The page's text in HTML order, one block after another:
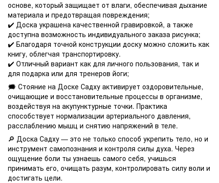
основе, который защищает от влаги, обеспечивая дыхание
материала и предотвращая повреждения;
✔️ Доска украшена качественной гравировкой, а также
доступна возможность индивидуального заказа рисунка;
✔️ Благодаря точной конструкции доску можно сложить как
книгу, облегчая транспортировку.
✔️ Отличный вариант как для личного пользования, так и
для подарка или для тренеров йоги;
🗯 Стояние на Доске Садху активирует оздоровительные,
очищающие и восстановительные процессы в организме,
воздействуя на акупунктурные точки. Практика
способствует нормализации артериального давления,
расслаблению мышц и снятию напряжений в теле.
🔎 Доска Садху — это не только способ укрепить тело, но и
инструмент самопознания и контроля силы духа. Через
ощущение боли ты узнаешь самого себя, учишься
принимать его, очищать разум, контролировать силу воли и
достигать цели.